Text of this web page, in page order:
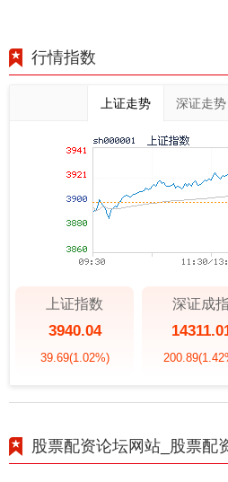
行情指数
上证走势 深证走势
上证指数
3940.04
39.69(1.02%)
深证成指
200.89
股票配资论坛网站_股票配